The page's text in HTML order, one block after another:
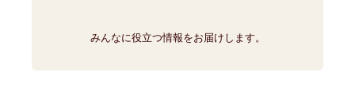
みんなに役立つ情報をお届けします。